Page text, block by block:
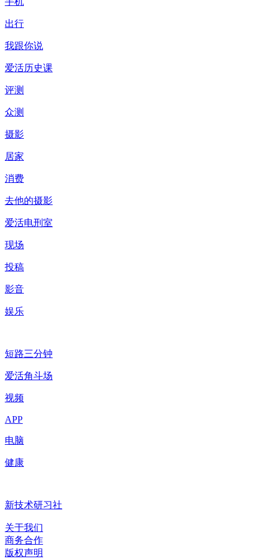
出行
我跟你说
爱活历史课
评测
众测
摄影
居家
消费
去他的摄影
爱活电刑室
现场
投稿
影音
娱乐
短路三分钟
爱活角斗场
视频
APP
电脑
健康
新技术研习社
关于我们
商务合作
版权声明